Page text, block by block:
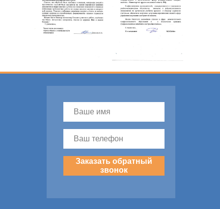
Заказать обратный
звонок